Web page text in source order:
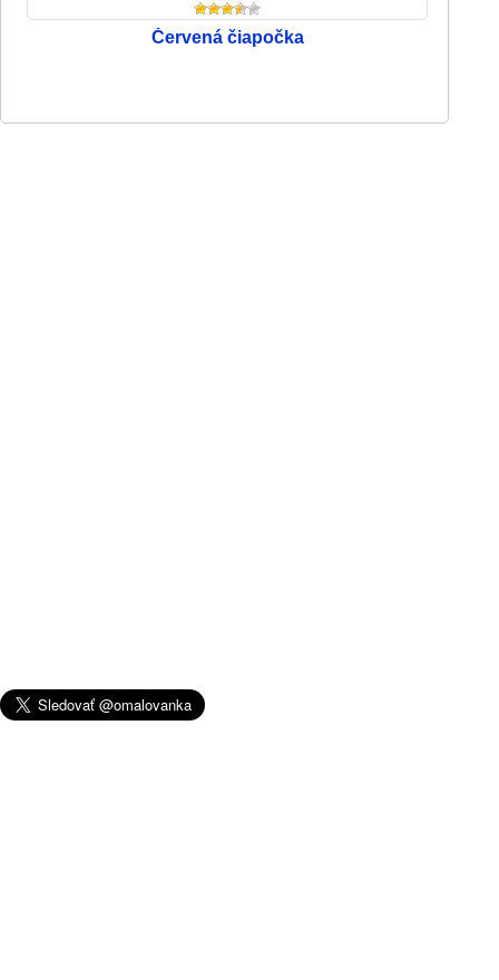
Červená čiapočka